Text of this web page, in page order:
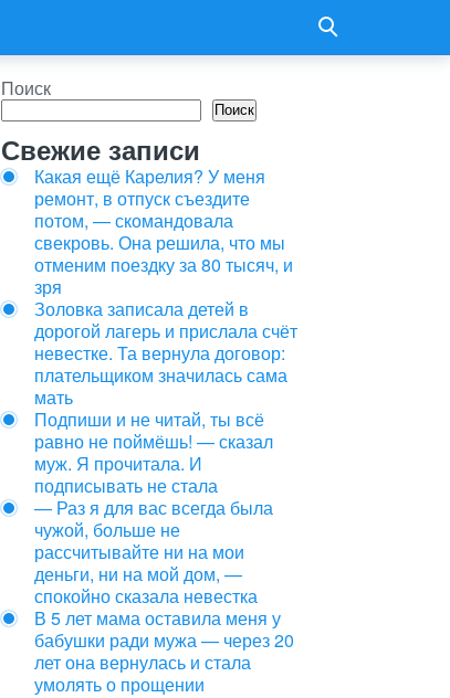
Поиск
Поиск
Свежие записи
Какая ещё Карелия? У меня
ремонт, в отпуск съездите
потом, — скомандовала
свекровь. Она решила, что мы
отменим поездку за 80 тысяч, и
зря
Золовка записала детей в
дорогой лагерь и прислала счёт
невестке. Та вернула договор:
плательщиком значилась сама
мать
Подпиши и не читай, ты всё
равно не поймёшь! — сказал
муж. Я прочитала. И
подписывать не стала
— Раз я для вас всегда была
чужой, больше не
рассчитывайте ни на мои
деньги, ни на мой дом, —
спокойно сказала невестка
В 5 лет мама оставила меня у
бабушки ради мужа — через 20
лет она вернулась и стала
умолять о прощении